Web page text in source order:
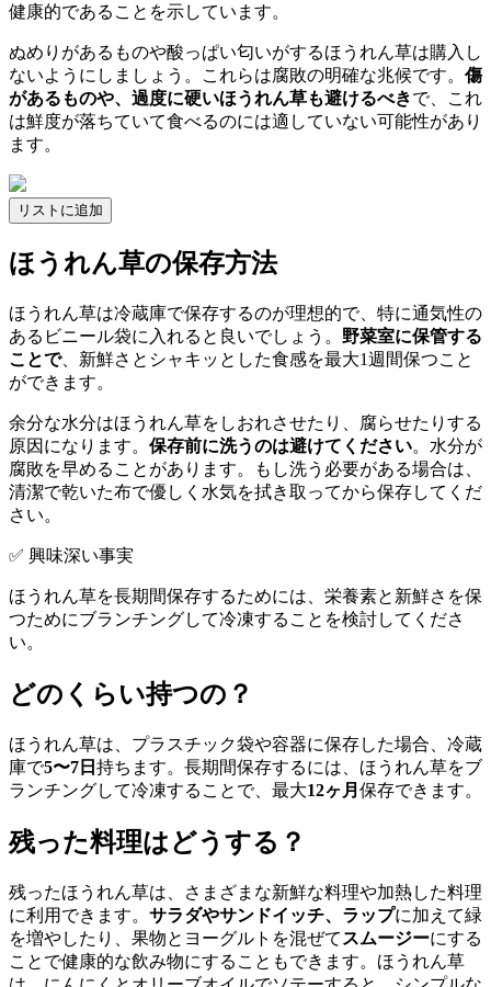
健康的であることを示しています。
ぬめりがあるものや酸っぱい匂いがするほうれん草は購入し
ないようにしましょう。これらは腐敗の明確な兆候です。 傷
があるものや、過度に硬いほうれん草も避けるべきで、これ
は鮮度が落ちていて食べるのには適していない可能性があり
ます。
リストに追加
ほうれん草の保存方法
ほうれん草は冷蔵庫で保存するのが理想的で、特に通気性の
あるビニール袋に入れると良いでしょう。 野菜室に保管する
ことで、新鮮さとシャキッとした食感を最大1週間保つこと
ができます。
余分な水分はほうれん草をしおれさせたり、腐らせたりする
原因になります。 保存前に洗うのは避けてください。水分が
腐敗を早めることがあります。もし洗う必要がある場合は、
清潔で乾いた布で優しく水気を拭き取ってから保存してくだ
さい。
✅ 興味深い事実
ほうれん草を長期間保存するためには、栄養素と新鮮さを保
つためにブランチングして冷凍することを検討してくださ
い。
どのくらい持つの？
ほうれん草は、プラスチック袋や容器に保存した場合、冷蔵
庫で5〜7日 持ちます。長期間保存するには、ほうれん草をブ
ランチングして冷凍することで、最大12ヶ月 保存できます。
残った料理はどうする？
残ったほうれん草は、さまざまな新鮮な料理や加熱した料理
に利用できます。 サラダやサンドイッチ、ラップに加えて緑
を増やしたり、果物とヨーグルトを混ぜて スムージーにする
ことで健康的な飲み物にすることもできます。ほうれん草